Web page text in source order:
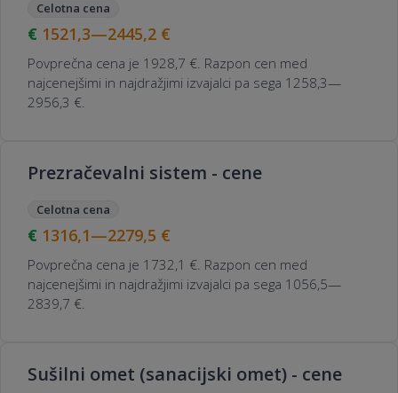
Celotna cena
1521,3—2445,2 €
Povprečna cena je 1928,7 €. Razpon cen med
najcenejšimi in najdražjimi izvajalci pa sega 1258,3—
2956,3 €.
Prezračevalni sistem - cene
Celotna cena
1316,1—2279,5 €
Povprečna cena je 1732,1 €. Razpon cen med
najcenejšimi in najdražjimi izvajalci pa sega 1056,5—
2839,7 €.
Sušilni omet (sanacijski omet) - cene